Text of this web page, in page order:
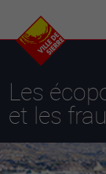
Les
et les